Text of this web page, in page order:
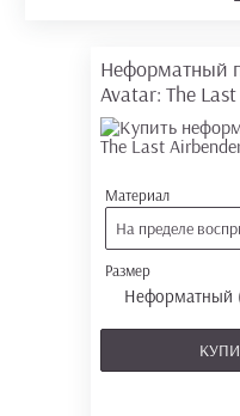
Неформатный
Avatar: The
Материал
На пределе
Размер
Неформатный